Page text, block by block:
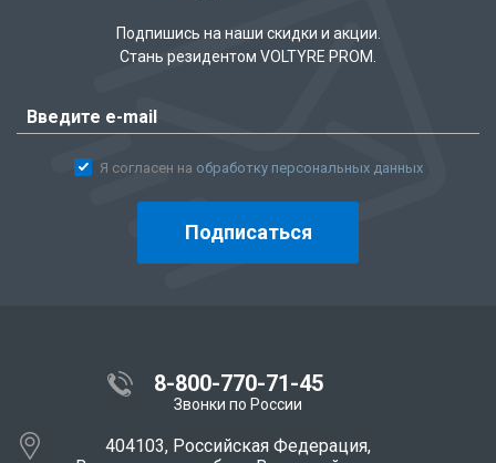
Подпишись на наши скидки и акции.
Стань резидентом VOLTYRE PROM.
Я согласен на обработку персональных данных
Подписаться
8-800-770-71-45
Звонки по России
404103, Российская Федерация,